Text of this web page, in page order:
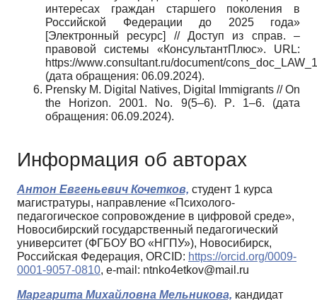
интересах граждан старшего поколения в
Российской Федерации до 2025 года»
[Электронный ресурс] // Доступ из справ. –
правовой системы «КонсультантПлюс». URL:
https://www.consultant.ru/document/cons doc LAW
(дата обращения: 06.09.2024).
Prensky M. Digital Natives, Digital Immigrants // On
the Horizon. 2001. No. 9(5–6). P. 1–6. (дата
обращения: 06.09.2024).
Информация об авторах
Антон Евгеньевич Кочетков, студент 1 курса
магистратуры, направление «Психолого-
педагогическое сопровождение в цифровой среде»,
Новосибирский государственный педагогический
университет (ФГБОУ ВО «НГПУ»), Новосибирск,
Российская Федерация, ORCID: https://orcid.org/0009-
0001-9057-0810, e-mail: ntnko4etkov@mail.ru
Маргарита Михайловна Мельникова, кандидат